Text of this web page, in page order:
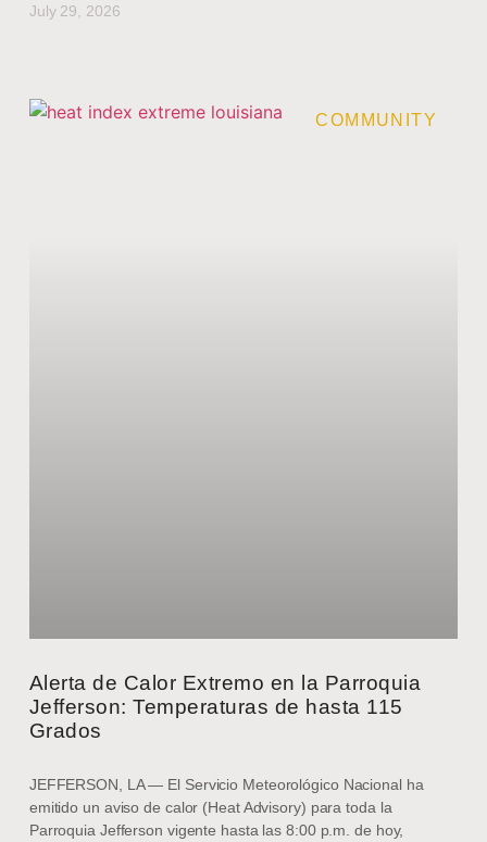
July 29, 2026
COMMUNITY
Alerta de Calor Extremo en la Parroquia
Jefferson: Temperaturas de hasta 115
Grados
JEFFERSON, LA — El Servicio Meteorológico Nacional ha
emitido un aviso de calor (Heat Advisory) para toda la
Parroquia Jefferson vigente hasta las 8:00 p.m. de hoy,